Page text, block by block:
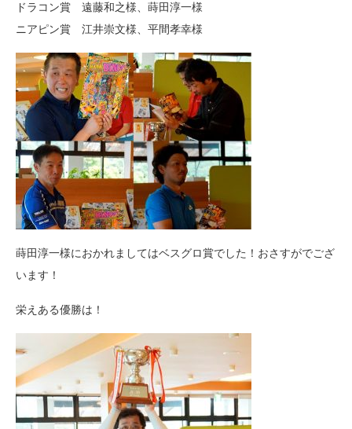
ドラコン賞 遠藤和之様、蒔田淳一様
ニアピン賞 江井崇文様、平間孝幸様
蒔田淳一様におかれましてはベスグロ賞でした！おさすがでござ
います！
栄えある優勝は！